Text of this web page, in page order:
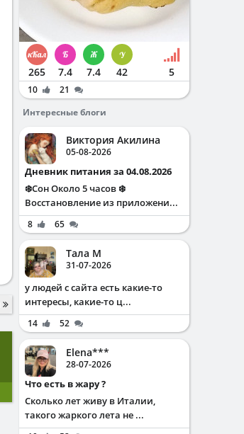
265 7.4 7.4 42 5
10
21
Интересные блоги
Виктория Акилина
05-08-2026
Дневник питания за 04.08.2026
❄️Сон Около 5 часов ❄️
Восстановление из приложени...
8 65
Тала М
31-07-2026
у людей с сайта есть какие-то
интересы, какие-то ц...
14 52
Elena***
28-07-2026
Что есть в жару ?
Сколько лет живу в Италии,
такого жаркого лета не ...